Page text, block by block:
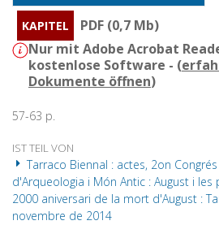
KAPITEL
PDF (0,7 Mb)
Nur mit Adobe Acrobat
kostenlose Software - (
Dokumente öffnen)
57-63 p.
IST TEIL VON
Tarraco Biennal : actes, 2on
d'Arqueologia i Món Antic : August i les
2000 aniversari de la mort d'August :
novembre de 2014